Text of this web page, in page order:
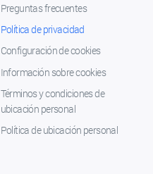
Preguntas frecuentes
Política de privacidad
Configuración de cookies
Información sobre cookies
Términos y condiciones de
ubicación personal
Política de ubicación personal